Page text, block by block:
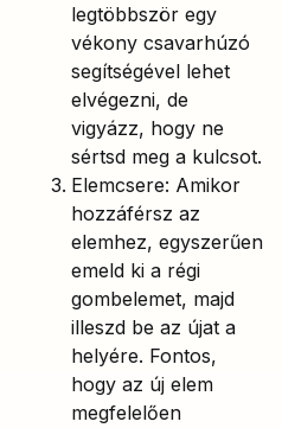
legtöbbször egy
vékony csavarhúzó
segítségével lehet
elvégezni, de
vigyázz, hogy ne
sértsd meg a kulcsot.
Elemcsere: Amikor
hozzáférsz az
elemhez, egyszerűen
emeld ki a régi
gombelemet, majd
illeszd be az újat a
helyére. Fontos,
hogy az új elem
megfelelően